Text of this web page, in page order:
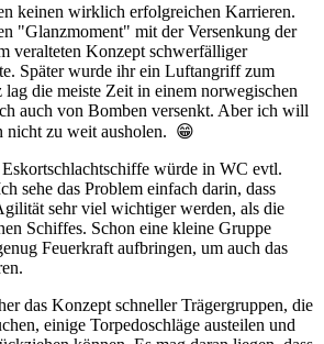
keinen wirklich erfolgreichen Karrieren.
"Glanzmoment" mit der Versenkung der
veralteten Konzept schwerfälliger
Später wurde ihr ein Luftangriff zum
die meiste Zeit in einem norwegischen
auch von Bomben versenkt. Aber ich will
nicht zu weit ausholen. 😁
würde in WC evtl.
sehe das Problem einfach darin, dass
sehr viel wichtiger werden, als die
Schiffes. Schon eine kleine Gruppe
Feuerkraft aufbringen, um auch das
das Konzept schneller Trägergruppen, die
einige Torpedoschläge austeilen und